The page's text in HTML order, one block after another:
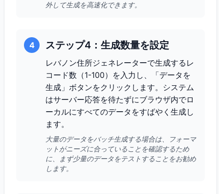
外して生成を高速化できます。
4 ステップ4：生成数量を設定
レバノン住所ジェネレーターで生成するレ
コード数（1-100）を入力し、「データを
生成」ボタンをクリックします。システム
はサーバー応答を待たずにブラウザ内でロ
ーカルにすべてのデータをすばやく生成し
ます。
大量のデータをバッチ生成する場合は、フォーマ
ットがニーズに合っていることを確認するため
に、まず少量のデータをテストすることをお勧め
します。